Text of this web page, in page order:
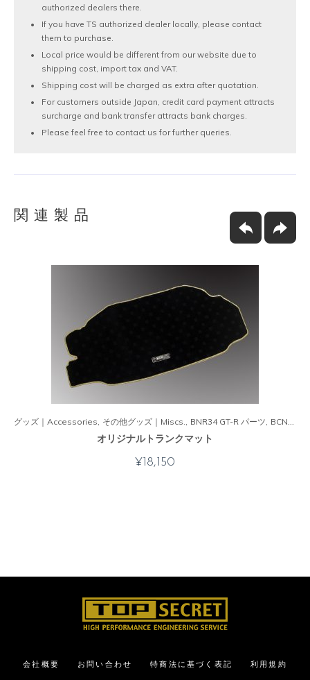
authorized dealers there.
If you have TS authorized dealer locally, please contact
them to purchase.
Local price would be different from our website due to
shipping cost, import tax and VAT.
Shipping cost will be charged as extra after quotation.
For customers outside Japan, credit card payment attracts
surcharge and bank transfer attracts bank charges.
Please feel free to contact us for further queries.
関連製品
グッズ｜Accessories その他グッズ｜Miscs. BNR34 GT-R パーツ BCNR33 GT-R パーツ
オリジナルトランクマット
¥ 18,150
会社概要 お問い合わせ 特商法に基づく表記
利用規約